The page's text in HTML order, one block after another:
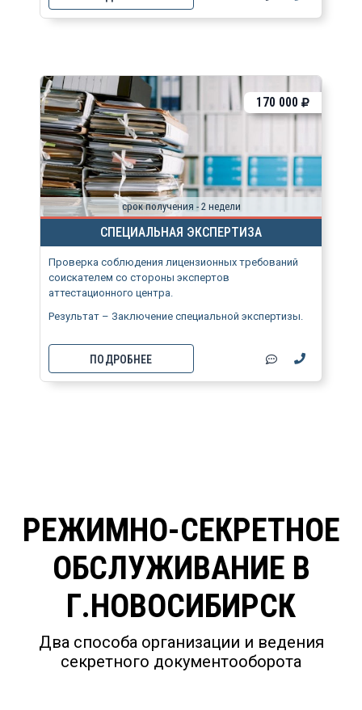
срок получения - 2 недели
СПЕЦИАЛЬНАЯ ЭКСПЕРТИЗА
170 000
Проверка соблюдения лицензионных требований
соискателем со стороны экспертов
аттестационного центра.
Результат – Заключение специальной экспертизы.
ПОДРОБНЕЕ
РЕЖИМНО-СЕКРЕТНОЕ
ОБСЛУЖИВАНИЕ В
Г.НОВОСИБИРСК
Два способа организации и ведения
секретного документооборота